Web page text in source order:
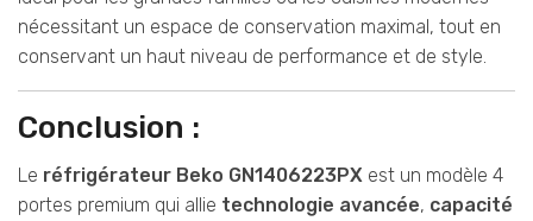
nécessitant un espace de conservation maximal, tout en
conservant un haut niveau de performance et de style.
Conclusion :
Le réfrigérateur Beko GN1406223PX est un modèle 4
portes premium qui allie technologie avancée, capacité